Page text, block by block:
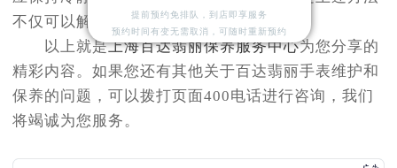
不仅可以解决问题还能延长手表使用寿命。
以上就是上海百达翡丽保养服务中心为您分享的
精彩内容。如果您还有其他关于百达翡丽手表维护和
保养的问题，可以拨打页面400电话进行咨询，我们
将竭诚为您服务。
提前预约免排队，到店即享服务
预约时间有变无需取消，可随时重新预约